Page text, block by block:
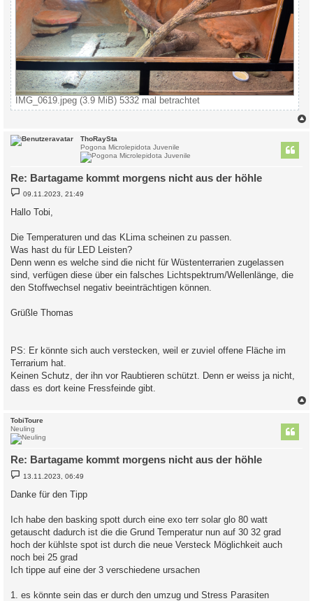
IMG_0619.jpeg (3.9 MiB) 5332 mal betrachtet
ThoRaySta
Pogona Microlepidota Juvenile
Re: Bartagame kommt morgens nicht aus der höhle
B
e
i
t
g
09.11.2023, 21:49
Hallo Tobi,
Die Temperaturen und das KLima scheinen zu passen.
Was hast du für LED Leisten?
Denn wenn es welche sind die nicht für Wüstenterrarien zugelassen
sind, verfügen diese über ein falsches Lichtspektrum/Wellenlänge, die
den Stoffwechsel negativ beeinträchtigen können.
Grüßle Thomas
PS: Er könnte sich auch verstecken, weil er zuviel offene Fläche im
Terrarium hat.
Keinen Schutz, der ihn vor Raubtieren schützt. Denn er weiss ja nicht,
dass es dort keine Fressfeinde gibt.
TobiToure
Neuling
Re: Bartagame kommt morgens nicht aus der höhle
B
e
t
g
13.11.2023, 06:49
Danke für den Tipp
Ich habe den basking spott durch eine exo terr solar glo 80 watt
getauscht dadurch ist die die Grund Temperatur nun auf 30 32 grad
hoch der kühlste spot ist durch die neue Versteck Möglichkeit auch
noch bei 25 grad
Ich tippe auf eine der 3 verschiedene ursachen
1. es könnte sein das er durch den umzug und Stress Parasiten